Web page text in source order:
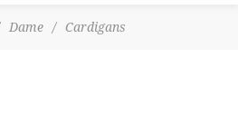
Dame / Cardigans